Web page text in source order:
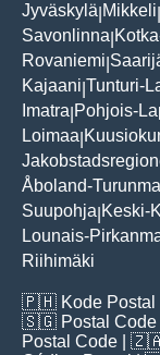
Jyväskylä Mikkeli
Savonlinna
Rovaniemi
Kajaani Tunturi-
Imatra Pohjois-
Loimaa
Åboland-
Suupohja Keski-
Lounais-
Riihimäki
🇵🇭 Kode Postal
🇸🇬 Postal Code
Postal Code |